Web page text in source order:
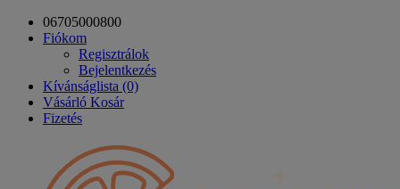
06705000800
Fiókom
Regisztrálok
Bejelentkezés
Kívánságlista (0)
Vásárló Kosár
Fizetés